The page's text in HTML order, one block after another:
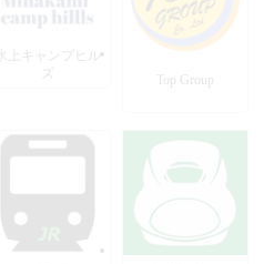
水上キャンプヒル
Top Group